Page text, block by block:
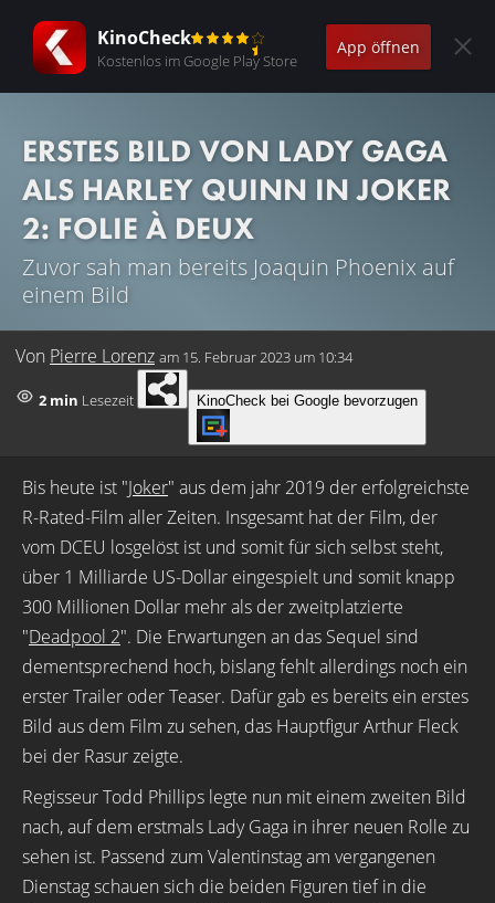
KinoCheck
Kostenlos im Google Play Store
App öffnen
ERSTES BILD VON LADY GAGA
ALS HARLEY QUINN IN JOKER
2: FOLIE À DEUX
Zuvor sah man bereits Joaquin Phoenix auf
einem Bild
Von Pierre Lorenz am 15. Februar 2023 um 10:34
2 min Lesezeit KinoCheck bei Google bevorzugen
Bis heute ist "Joker" aus dem jahr 2019 der erfolgreichste
R-Rated-Film aller Zeiten. Insgesamt hat der Film, der
vom DCEU losgelöst ist und somit für sich selbst steht,
über 1 Milliarde US-Dollar eingespielt und somit knapp
300 Millionen Dollar mehr als der zweitplatzierte
"Deadpool 2". Die Erwartungen an das Sequel sind
dementsprechend hoch, bislang fehlt allerdings noch ein
erster Trailer oder Teaser. Dafür gab es bereits ein erstes
Bild aus dem Film zu sehen, das Hauptfigur Arthur Fleck
bei der Rasur zeigte.
Regisseur Todd Phillips legte nun mit einem zweiten Bild
nach, auf dem erstmals Lady Gaga in ihrer neuen Rolle zu
sehen ist. Passend zum Valentinstag am vergangenen
Dienstag schauen sich die beiden Figuren tief in die